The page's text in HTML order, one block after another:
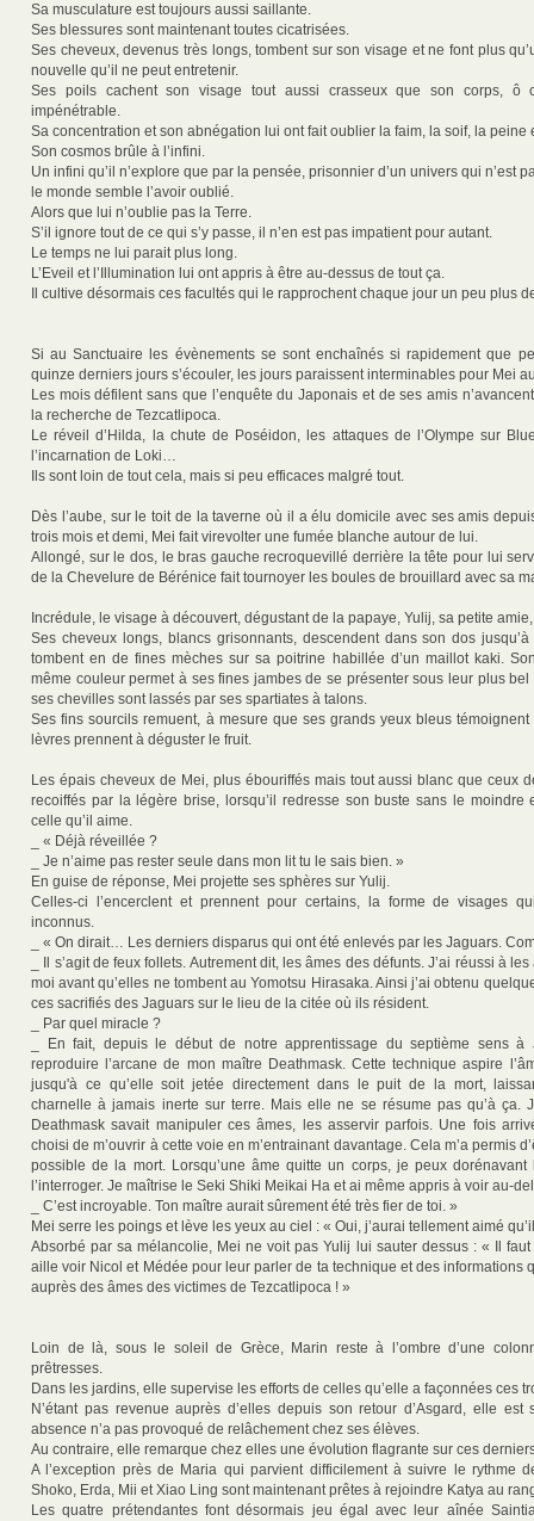
Sa musculature est toujours aussi saillante.
Ses blessures sont maintenant toutes cicatrisées.
Ses cheveux, devenus très longs, tombent sur son visage et ne font plus
nouvelle qu’il ne peut entretenir.
Ses poils cachent son visage tout aussi crasseux que son corps, ô
impénétrable.
Sa concentration et son abnégation lui ont fait oublier la faim, la soif, la peine
Son cosmos brûle à l’infini.
Un infini qu’il n’explore que par la pensée, prisonnier d’un univers qui n’est
le monde semble l’avoir oublié.
Alors que lui n’oublie pas la Terre.
S’il ignore tout de ce qui s’y passe, il n’en est pas impatient pour autant.
Le temps ne lui parait plus long.
L’Eveil et l’Illumination lui ont appris à être au-dessus de tout ça.
Il cultive désormais ces facultés qui le rapprochent chaque jour un peu plus
Si au Sanctuaire les évènements se sont enchaînés si rapidement que
quinze derniers jours s’écouler, les jours paraissent interminables pour Mei
Les mois défilent sans que l’enquête du Japonais et de ses amis
la recherche de Tezcatlipoca.
Le réveil d’Hilda, la chute de Poséidon, les attaques de l’Olympe sur
l’incarnation de Loki…
Ils sont loin de tout cela, mais si peu efficaces malgré tout.
Dès l’aube, sur le toit de la taverne où il a élu domicile avec ses amis
trois mois et demi, Mei fait virevolter une fumée blanche autour de lui.
Allongé, sur le dos, le bras gauche recroquevillé derrière la tête pour lui
de la Chevelure de Bérénice fait tournoyer les boules de brouillard avec sa
Incrédule, le visage à découvert, dégustant de la papaye, Yulij, sa petite
Ses cheveux longs, blancs grisonnants, descendent dans son dos
tombent en de fines mèches sur sa poitrine habillée d’un maillot kaki.
même couleur permet à ses fines jambes de se présenter sous leur plus bel
ses chevilles sont lassés par ses spartiates à talons.
Ses fins sourcils remuent, à mesure que ses grands yeux bleus
lèvres prennent à déguster le fruit.
Les épais cheveux de Mei, plus ébouriffés mais tout aussi blanc que ceux
recoiffés par la légère brise, lorsqu’il redresse son buste sans le moindre
celle qu’il aime.
_ « Déjà réveillée ?
_ Je n’aime pas rester seule dans mon lit tu le sais bien. »
En guise de réponse, Mei projette ses sphères sur Yulij.
Celles-ci l’encerclent et prennent pour certains, la forme de visages
inconnus.
_ « On dirait… Les derniers disparus qui ont été enlevés par les Jaguars.
_ Il s’agit de feux follets. Autrement dit, les âmes des défunts. J’ai réussi à
moi avant qu’elles ne tombent au Yomotsu Hirasaka. Ainsi j’ai obtenu
ces sacrifiés des Jaguars sur le lieu de la citée où ils résident.
_ Par quel miracle ?
_ En fait, depuis le début de notre apprentissage du septième sens à
reproduire l’arcane de mon maître Deathmask. Cette technique aspire
jusqu'à ce qu’elle soit jetée directement dans le puit de la mort,
charnelle à jamais inerte sur terre. Mais elle ne se résume pas qu’à ça.
Deathmask savait manipuler ces âmes, les asservir parfois. Une fois
choisi de m’ouvrir à cette voie en m’entrainant davantage. Cela m’a permis
possible de la mort. Lorsqu’une âme quitte un corps, je peux dorénavant
l’interroger. Je maîtrise le Seki Shiki Meikai Ha et ai même appris à voir au-
_ C’est incroyable. Ton maître aurait sûrement été très fier de toi. »
Mei serre les poings et lève les yeux au ciel : « Oui, j’aurai tellement aimé
Absorbé par sa mélancolie, Mei ne voit pas Yulij lui sauter dessus : « Il faut
aille voir Nicol et Médée pour leur parler de ta technique et des informations
auprès des âmes des victimes de Tezcatlipoca ! »
Loin de là, sous le soleil de Grèce, Marin reste à l’ombre d’une
prêtresses.
Dans les jardins, elle supervise les efforts de celles qu’elle a façonnées ces
N’étant pas revenue auprès d’elles depuis son retour d’Asgard, elle est
absence n’a pas provoqué de relâchement chez ses élèves.
Au contraire, elle remarque chez elles une évolution flagrante sur ces
A l’exception près de Maria qui parvient difficilement à suivre le rythme
Shoko, Erda, Mii et Xiao Ling sont maintenant prêtes à rejoindre Katya au
Les quatre prétendantes font désormais jeu égal avec leur aînée